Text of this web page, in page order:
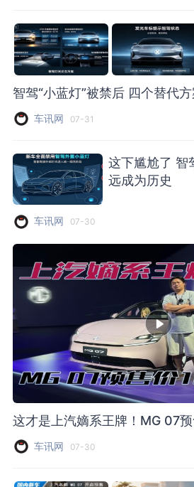
智驾“小蓝灯”被禁后 四个替代
车讯网 07-31
这下尴尬了 智
远成为历史
车讯网 07-30
这才是上汽嫡系王牌！MG 07
车讯网 07-30